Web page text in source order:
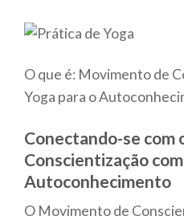
O que é: Movimento de
Yoga para o
Conectando-se com
Conscientização
Autoconhecimento
O Movimento de